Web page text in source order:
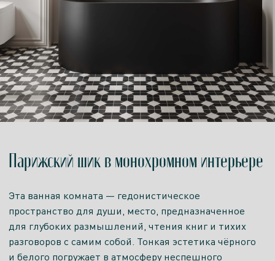
Парижский шик в монохромном интерьере
Эта ванная комната — гедонистическое
пространство для души, место, предназначенное
для глубоких размышлений, чтения книг и тихих
разговоров с самим собой. Тонкая эстетика чёрного
и белого погружает в атмосферу неспешного